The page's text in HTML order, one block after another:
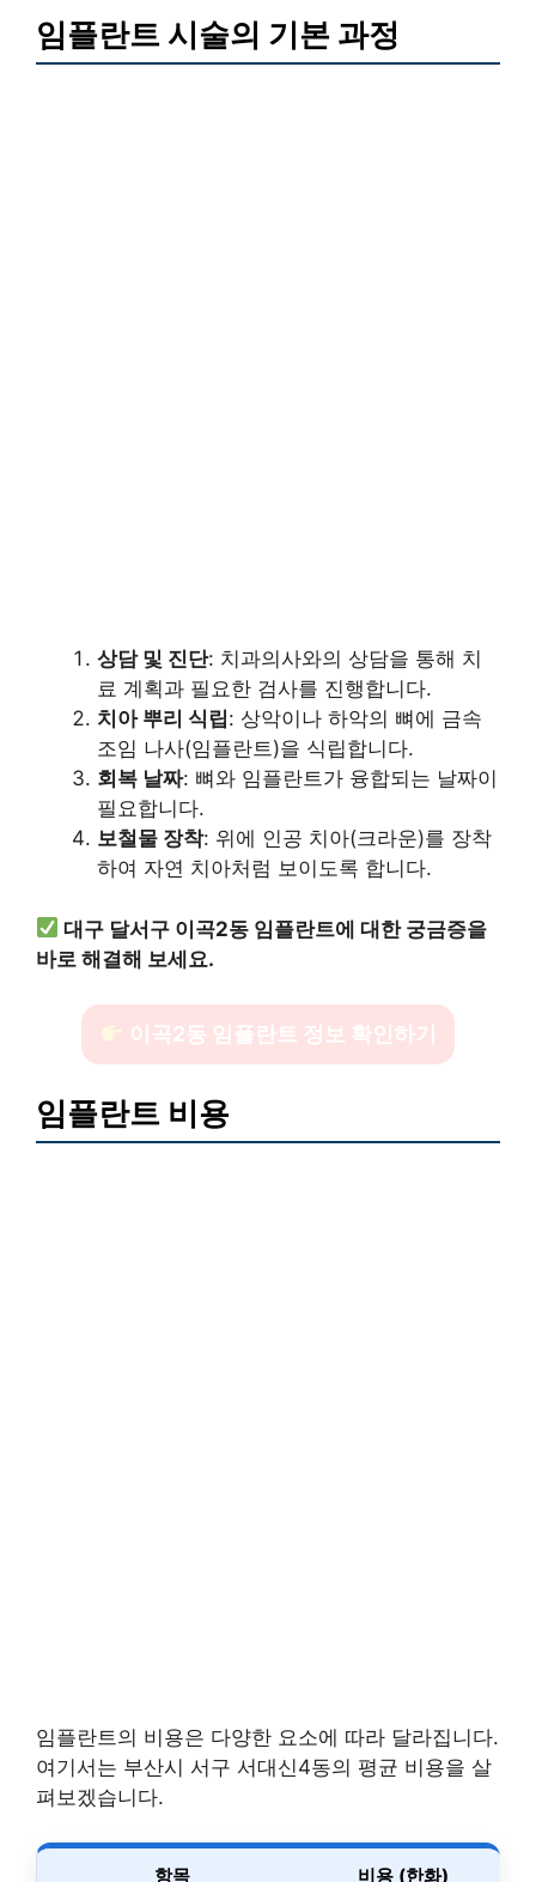
임플란트 시술의 기본 과정
상담 및 진단: 치과의사와의 상담을 통해 치
료 계획과 필요한 검사를 진행합니다.
치아 뿌리 식립: 상악이나 하악의 뼈에 금속
조임 나사(임플란트)을 식립합니다.
회복 날짜: 뼈와 임플란트가 융합되는 날짜이
필요합니다.
보철물 장착: 위에 인공 치아(크라운)를 장착
하여 자연 치아처럼 보이도록 합니다.
대구 달서구 이곡2동 임플란트에 대한 궁금증을
바로 해결해 보세요.
이곡2동 임플란트 정보 확인하기
임플란트 비용
임플란트의 비용은 다양한 요소에 따라 달라집니다.
여기서는 부산시 서구 서대신4동의 평균 비용을 살
펴보겠습니다.
항목 비용 (한화)